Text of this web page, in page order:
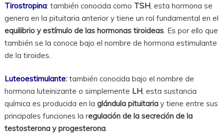
Tirostropina: también conocida como TSH, esta hormona se
genera en la pituitaria anterior y tiene un rol fundamental en el
equilibrio y estímulo de las hormonas tiroideas. Es por ello que
también se la conoce bajo el nombre de hormona estimulante
de la tiroides.
Luteoestimulante: también conocida bajo el nombre de
hormona luteinizante o simplemente LH, esta sustancia
química es producida en la glándula pituitariay tiene entre sus
principales funciones la regulación de la secreción de la
testosterona y progesterona.